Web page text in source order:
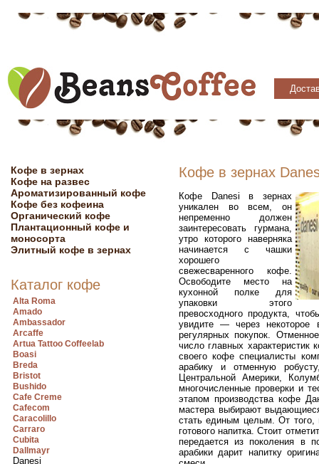
Кофе в зернах
Кофе на развес
Ароматизированный кофе
Кофе без кофеина
Органический кофе
Плантационный кофе и
моносорта
Элитный кофе в зернах
Каталог кофе
Alta Roma
Amado
Ambassador
Arcaffe
Artua Tattoo Coffeelab
Boasi
Breda
Bristot
Bushido
Cafe Creme
Cafecom
Caracolillo
Carraro
Cubita
Dallmayr
Danesi
Кофе в зернах
Кофе Danesi в зернах
уникален во всем, он
непременно должен
заинтересовать гурмана,
утро которого наверняка
начинается с чашки
хорошего
свежесваренного кофе.
Освободите место на
кухонной полке для
упаковки этого
превосходного продукта,
увидите — через некоторое
регулярных покупок.
число главных характеристик
своего кофе специалисты
арабику и отменную
Центральной Америки,
многочисленные проверки и
этапом производства кофе
мастера выбирают
стать единым целым. От того,
готового напитка. Стоит
передается из поколения в
арабики дарит напитку